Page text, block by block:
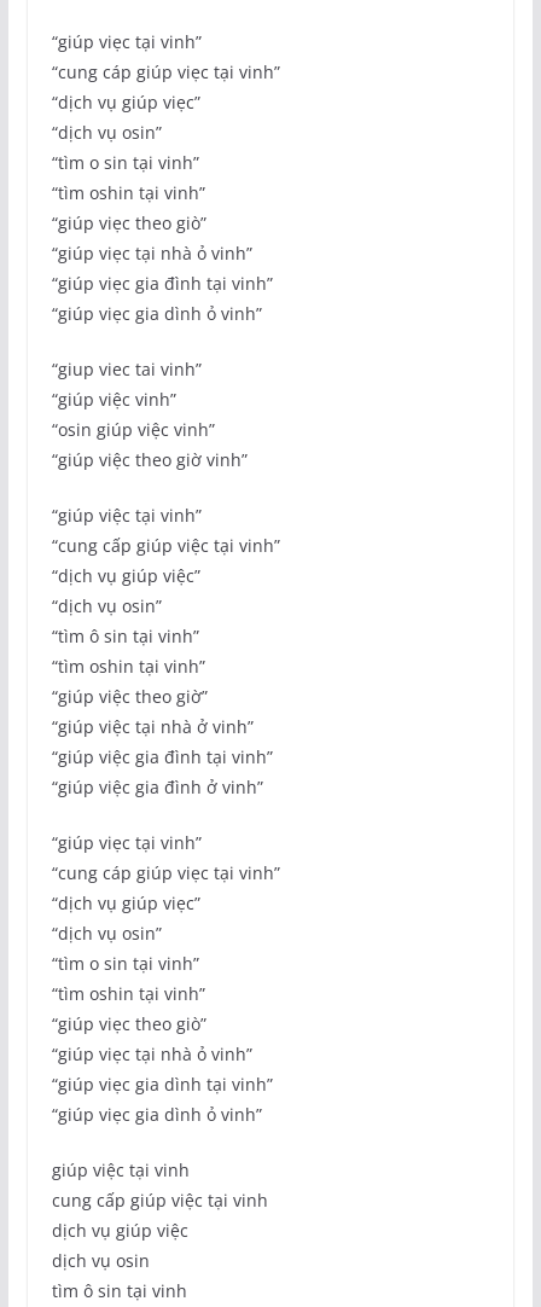
“giúp viẹc tại vinh”
“cung cáp giúp viẹc tại vinh”
“dịch vụ giúp viẹc”
“dịch vụ osin”
“tìm o sin tại vinh”
“tìm oshin tại vinh”
“giúp viẹc theo giò”
“giúp viẹc tại nhà ỏ vinh”
“giúp viẹc gia đình tại vinh”
“giúp viẹc gia dình ỏ vinh”
“giup viec tai vinh”
“giúp việc vinh”
“osin giúp việc vinh”
“giúp việc theo giờ vinh”
“giúp việc tại vinh”
“cung cấp giúp việc tại vinh”
“dịch vụ giúp việc”
“dịch vụ osin”
“tìm ô sin tại vinh”
“tìm oshin tại vinh”
“giúp việc theo giờ”
“giúp việc tại nhà ở vinh”
“giúp việc gia đình tại vinh”
“giúp việc gia đình ở vinh”
“giúp viẹc tại vinh”
“cung cáp giúp viẹc tại vinh”
“dịch vụ giúp viẹc”
“dịch vụ osin”
“tìm o sin tại vinh”
“tìm oshin tại vinh”
“giúp viẹc theo giò”
“giúp viẹc tại nhà ỏ vinh”
“giúp viẹc gia dình tại vinh”
“giúp viẹc gia dình ỏ vinh”
giúp việc tại vinh
cung cấp giúp việc tại vinh
dịch vụ giúp việc
dịch vụ osin
tìm ô sin tại vinh